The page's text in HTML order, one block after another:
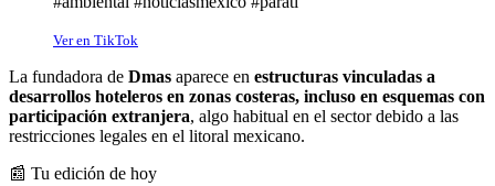
Ver en TikTok
La fundadora de Dmas aparece en estructuras vinculadas a
desarrollos hoteleros en zonas costeras, incluso en esquemas con
participación extranjera, algo habitual en el sector debido a las
restricciones legales en el litoral mexicano.
📰 Tu edición de hoy